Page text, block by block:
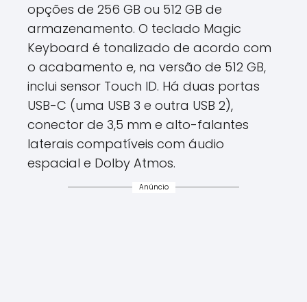
opções de 256 GB ou 512 GB de
armazenamento. O teclado Magic
Keyboard é tonalizado de acordo com
o acabamento e, na versão de 512 GB,
inclui sensor Touch ID. Há duas portas
USB-C (uma USB 3 e outra USB 2),
conector de 3,5 mm e alto-falantes
laterais compatíveis com áudio
espacial e Dolby Atmos.
Anúncio